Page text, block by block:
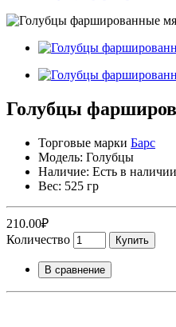
Голубцы
Торговые марки Барс
Модель: Голубцы
Наличие: Есть в наличии
Вес: 525 гр
210.00₽
Количество
Купить
В сравнение